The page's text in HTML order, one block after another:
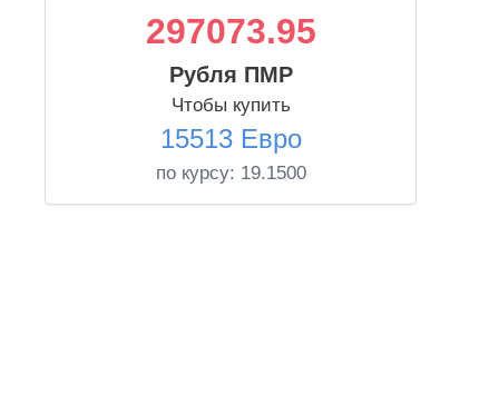
297073.95
Рубля ПМР
Чтобы купить
15513 Евро
по курсу: 19.1500